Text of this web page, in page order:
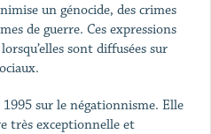
un génocide, des crimes
de guerre. Ces expressions
sont diffusées sur
1995 sur le négationnisme. Elle
très exceptionnelle et